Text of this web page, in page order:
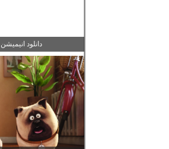
دانلود انیمیشن The Croods: A New Age